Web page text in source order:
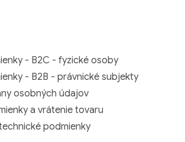
- B2C - fyzické osoby
- B2B - právnické subjekty
osobných údajov
a vrátenie tovaru
podmienky